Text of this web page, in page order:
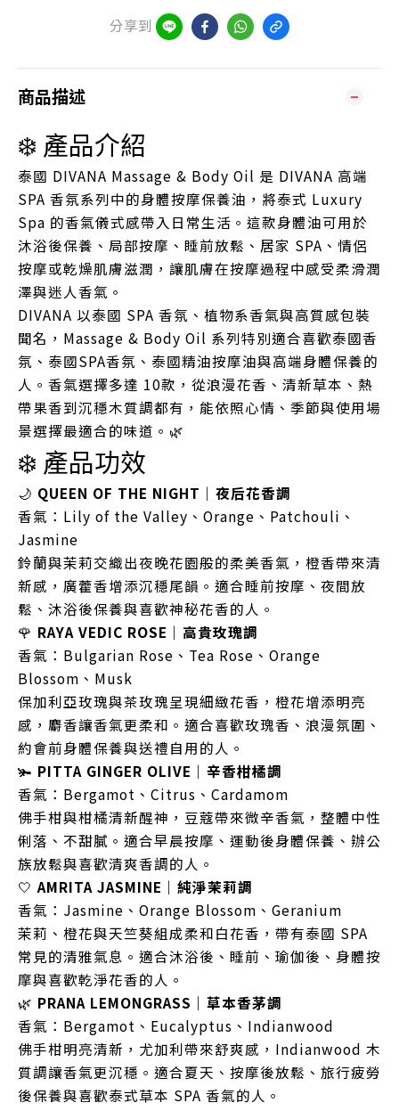
分享到
商品描述
❄️ 產品介紹
泰國 DIVANA Massage & Body Oil 是 DIVANA 高端
SPA 香氛系列中的身體按摩保養油，將泰式 Luxury
Spa 的香氣儀式感帶入日常生活。這款身體油可用於
沐浴後保養、局部按摩、睡前放鬆、居家 SPA、情侶
按摩或乾燥肌膚滋潤，讓肌膚在按摩過程中感受柔滑潤
澤與迷人香氣。
DIVANA 以泰國 SPA 香氛、植物系香氣與高質感包裝
聞名，Massage & Body Oil 系列特別適合喜歡泰國香
氛、泰國SPA香氛、泰國精油按摩油與高端身體保養的
人。香氣選擇多達 10款，從浪漫花香、清新草本、熱
帶果香到沉穩木質調都有，能依照心情、季節與使用場
景選擇最適合的味道。🌿
❄️ 產品功效
🌙 QUEEN OF THE NIGHT｜夜后花香調
香氣：Lily of the Valley、Orange、Patchouli、
Jasmine
鈴蘭與茉莉交織出夜晚花園般的柔美香氣，橙香帶來清
新感，廣藿香增添沉穩尾韻。適合睡前按摩、夜間放
鬆、沐浴後保養與喜歡神秘花香的人。
🌹 RAYA VEDIC ROSE｜高貴玫瑰調
香氣：Bulgarian Rose、Tea Rose、Orange
Blossom、Musk
保加利亞玫瑰與茶玫瑰呈現細緻花香，橙花增添明亮
感，麝香讓香氣更柔和。適合喜歡玫瑰香、浪漫氛圍、
約會前身體保養與送禮自用的人。
🫚 PITTA GINGER OLIVE｜辛香柑橘調
香氣：Bergamot、Citrus、Cardamom
佛手柑與柑橘清新醒神，豆蔻帶來微辛香氣，整體中性
俐落、不甜膩。適合早晨按摩、運動後身體保養、辦公
族放鬆與喜歡清爽香調的人。
🤍 AMRITA JASMINE｜純淨茉莉調
香氣：Jasmine、Orange Blossom、Geranium
茉莉、橙花與天竺葵組成柔和白花香，帶有泰國 SPA
常見的清雅氣息。適合沐浴後、睡前、瑜伽後、身體按
摩與喜歡乾淨花香的人。
🌿 PRANA LEMONGRASS｜草本香茅調
香氣：Bergamot、Eucalyptus、Indianwood
佛手柑明亮清新，尤加利帶來舒爽感，Indianwood 木
質調讓香氣更沉穩。適合夏天、按摩後放鬆、旅行疲勞
後保養與喜歡泰式草本 SPA 香氣的人。